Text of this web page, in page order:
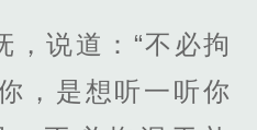
，说道：“不必拘
，是想听一听你